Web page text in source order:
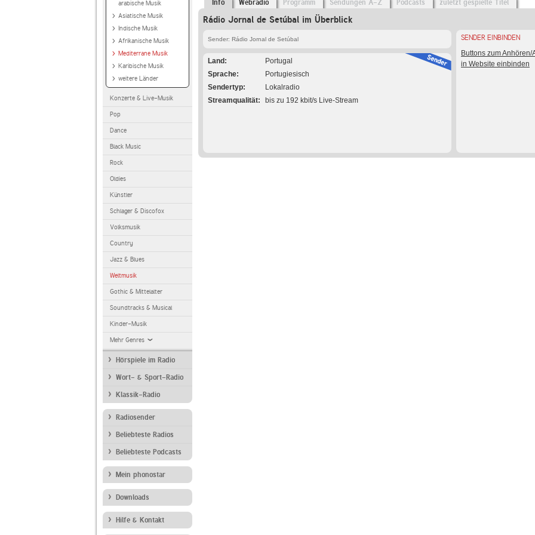
arabische Musik
Asiatische Musik
Indische Musik
Afrikanische Musik
Mediterrane Musik
Karibische Musik
weitere Länder
Konzerte & Live-Musik
Pop
Dance
Black Music
Rock
Oldies
Künstler
Schlager & Discofox
Volksmusik
Country
Jazz & Blues
Weltmusik
Gothic & Mittelalter
Soundtracks & Musical
Kinder-Musik
Mehr Genres
Hörspiele im Radio
Wort- & Sport-Radio
Klassik-Radio
Radiosender
Beliebteste Radios
Beliebteste Podcasts
Mein phonostar
Downloads
Hilfe & Kontakt
Info Webradio Programm Sendungen A-Z Podcasts zuletzt gespielte Titel
Rádio Jornal de Setúbal im Überblick
Sender: Rádio Jornal de Setúbal
Land
Portugal
Sprache
Portugiesisch
Sendertyp
Lokalradio
Streamqualität
bis zu 192 kbit/s Live-Stream
SENDER EINBINDEN
Buttons zum Anhören/
in Website einbinden